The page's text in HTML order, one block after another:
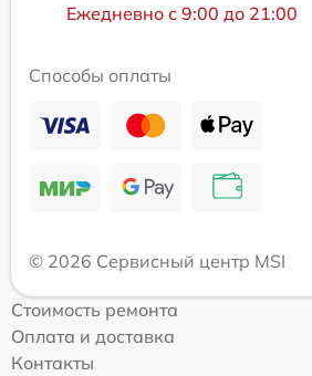
Ежедневно с 9:00 до 21:00
Способы оплаты
© 2026 Сервисный центр MSI
Стоимость ремонта
Оплата и доставка
Контакты